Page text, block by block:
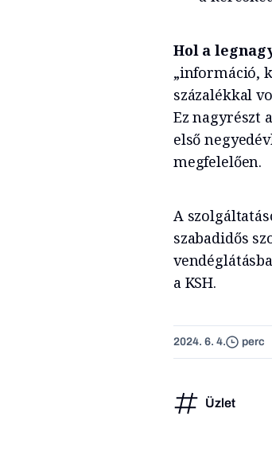
Hol a
„információ,
százalékkal
Ez nagyrészt
első
megfelelően.
A
szabadidős
a KSH.
2024. 6. 4. perc
Üzlet